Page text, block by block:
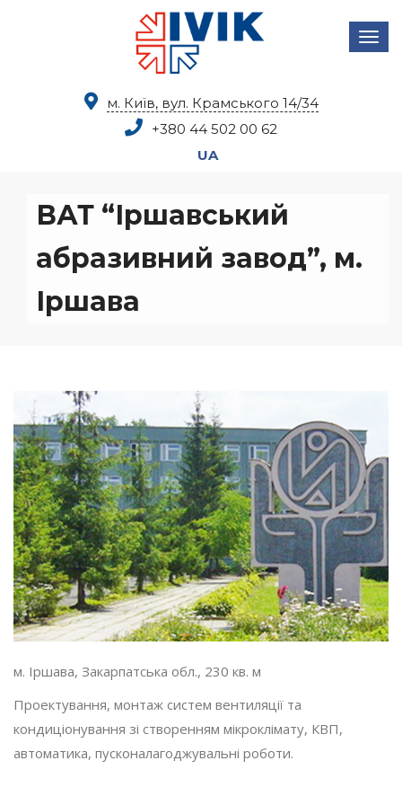
м. Київ, вул. Крамського 14/34
+380 44 502 00 62
UA
ВАТ “Іршавський
абразивний завод”, м.
Іршава
м. Іршава, Закарпатська обл., 230 кв. м
Проектування, монтаж систем вентиляції та
кондиціонування зі створенням мікроклімату, КВП,
автоматика, пусконалагоджувальні роботи.